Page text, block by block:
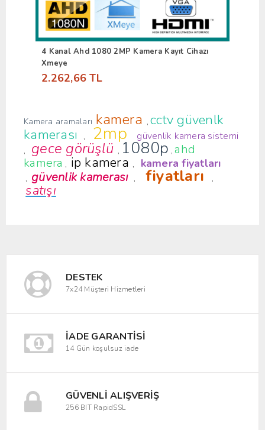
4 Kanal Ahd 1080 2MP Kamera Kayıt Cihazı
Xmeye
2.262,66 TL
Kamera aramaları kamera ,cctv güvenlk
kamerası
, 2mp güvenlik kamera sistemi
, gece görüşlü , 1080p ,ahd
kamera , ip kamera , kamera fiyatları
, güvenlik kamerası, fiyatları ,
satışı
DESTEK
7x24 Müşteri Hizmetleri
İADE GARANTISI
14 Gün koşulsuz iade
GÜVENLI ALIŞVERIŞ
256 BIT RapidSSL